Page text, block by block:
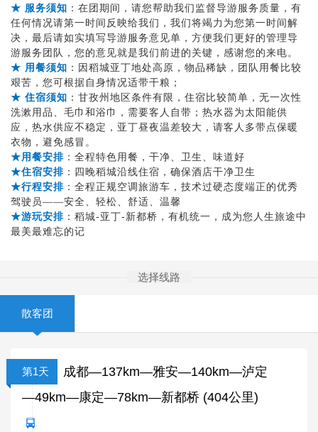
★ 服务须知 ：在团期间，请您帮助我们监督导游服务质量，有
任何情况请第一时间反映给我们，我们将竭力为您第一时间解
决，最后请如实填写导游服务意见单，方便我们更好的管理导
游服务团队，您的意见就是我们前进的关键，感谢您的来电。
★ 用餐须知 ：因稻城亚丁地处高原，物品稀缺，团队用餐比较
艰苦，您可根据自身情况适带干粮；
★ 住宿须知 ：甘孜州地区条件有限，住宿比较简单，无一次性
洗漱用品、毛巾和浴巾，需要客人自带；热水器为太阳能供
应，热水供应不稳定，亚丁昼夜温差较大，请客人多带点保暖
衣物，避免感冒。
★用餐安排 ：全程特色用餐，干净、卫生、味道好
★住宿安排 ：四晚稻城沿线住宿，确保酒店干净卫生
★行程安排 ：全程正规空调旅游车，技术过硬态度端正的优秀
驾驶员——安全、轻松、舒适、温馨
★游玩安排 ：稻城-亚丁-新都桥，有机统一，成为您人生旅途中
最美最难忘的记
选择线路
散客团
第1天
成都—137km—雅安—140km—泸定
—49km—康定—78km—新都桥 (404公里)